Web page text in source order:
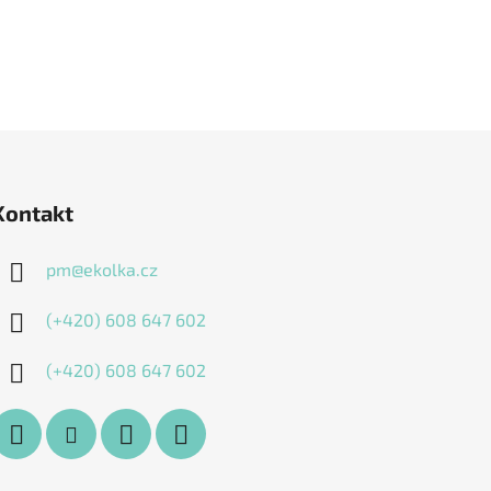
pm@ekolka.cz
(+420) 608 647 602
(+420) 608 647 602